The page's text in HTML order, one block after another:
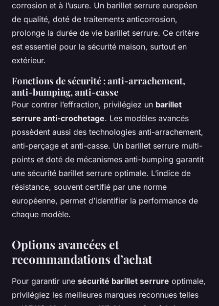
corrosion et à l’usure. Un barillet serrure européen
de qualité, doté de traitements anticorrosion,
prolonge la durée de vie barillet serrure. Ce critère
est essentiel pour la sécurité maison, surtout en
extérieur.
Fonctions de sécurité : anti-arrachement,
anti-bumping, anti-casse
Pour contrer l’effraction, privilégiez un barillet
serrure anti-crochetage. Les modèles avancés
possèdent aussi des technologies anti-arrachement,
anti-perçage et anti-casse. Un barillet serrure multi-
points et doté de mécanismes anti-bumping garantit
une sécurité barillet serrure optimale. L’indice de
résistance, souvent certifié par une norme
européenne, permet d’identifier la performance de
chaque modèle.
Options avancées et
recommandations d’achat
Pour garantir une sécurité barillet serrure optimale,
privilégiez les meilleures marques reconnues telles